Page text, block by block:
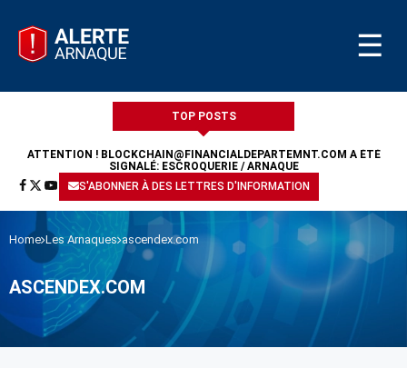
☰
TOP POSTS
ATTENTION ! BLOCKCHAIN@FINANCIALDEPARTEMNT.COM A ÉTÉ
SIGNALÉ: ESCROQUERIE / ARNAQUE
S'ABONNER À DES LETTRES D'INFORMATION
Home Les Arnaques ascendex.com
ASCENDEX.COM